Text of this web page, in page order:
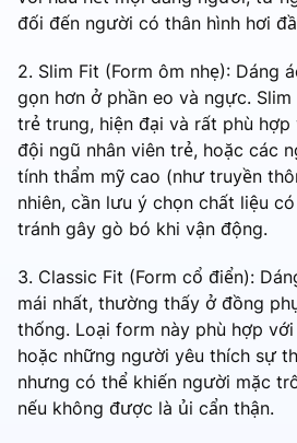
đối đến người có thân hình hơi
2. Slim Fit (Form ôm nhẹ): Dáng
gọn hơn ở phần eo và ngực.
trẻ trung, hiện đại và rất phù
đội ngũ nhân viên trẻ, hoặc các
tính thẩm mỹ cao (như truyền
nhiên, cần lưu ý chọn chất liệu
tránh gây gò bó khi vận động.
3. Classic Fit (Form cổ điển):
mái nhất, thường thấy ở đồng
thống. Loại form này phù hợp
hoặc những người yêu thích sự
nhưng có thể khiến người mặc
nếu không được là ủi cẩn thận.